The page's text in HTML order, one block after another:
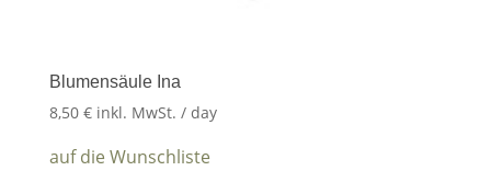
Blumensäule Ina
8,50 € inkl. MwSt. / day
auf die Wunschliste